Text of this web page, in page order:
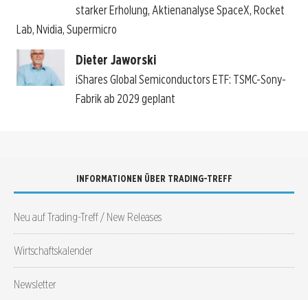
starker Erholung, Aktienanalyse SpaceX, Rocket
Lab, Nvidia, Supermicro
Dieter Jaworski
iShares Global Semiconductors ETF: TSMC-Sony-
Fabrik ab 2029 geplant
INFORMATIONEN ÜBER TRADING-TREFF
Neu auf Trading-Treff / New Releases
Wirtschaftskalender
Newsletter